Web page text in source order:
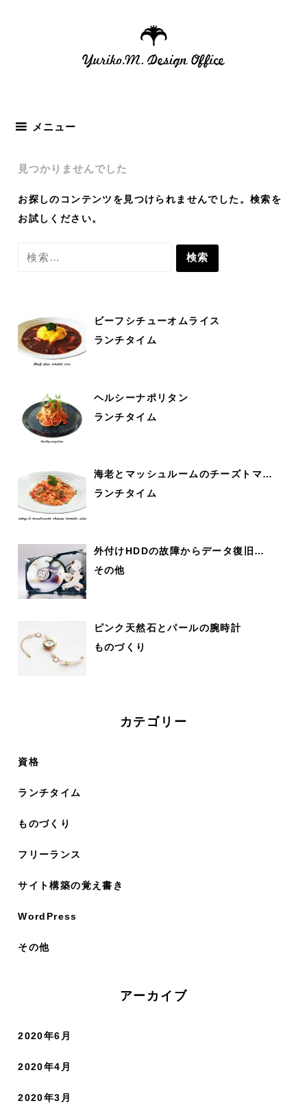
ス
メニュー
見つかりませんでした
お探しのコンテンツを見つけられませんでした。検索を
お試しください。
検
ビーフシチューオムライス
ランチタイム
ヘルシーナポリタン
ランチタイム
海老とマッシュルームのチーズトマ…
ランチタイム
外付けHDDの故障からデータ復旧…
その他
ピンク天然石とパールの腕時計
ものづくり
カテゴリー
資格
ランチタイム
ものづくり
フリーランス
サイト構築の覚え書き
WordPress
その他
アーカイブ
2020年6月
2020年4月
2020年3月